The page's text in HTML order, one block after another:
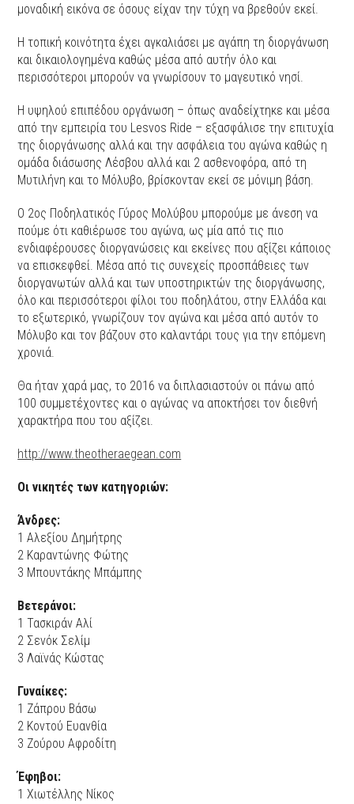
μοναδική εικόνα σε όσους είχαν την τύχη να βρεθούν εκεί.
Η τοπική κοινότητα έχει αγκαλιάσει με αγάπη τη διοργάνωση
και δικαιολογημένα καθώς μέσα από αυτήν όλο και
περισσότεροι μπορούν να γνωρίσουν το μαγευτικό νησί.
Η υψηλού επιπέδου οργάνωση – όπως αναδείχτηκε και μέσα
από την εμπειρία του Lesvos Ride – εξασφάλισε την επιτυχία
της διοργάνωσης αλλά και την ασφάλεια του αγώνα καθώς η
ομάδα διάσωσης Λέσβου αλλά και 2 ασθενοφόρα, από τη
Μυτιλήνη και το Μόλυβο, βρίσκονταν εκεί σε μόνιμη βάση.
Ο 2ος Ποδηλατικός Γύρος Μολύβου μπορούμε με άνεση να
πούμε ότι καθιέρωσε του αγώνα, ως μία από τις πιο
ενδιαφέρουσες διοργανώσεις και εκείνες που αξίζει κάποιος
να επισκεφθεί. Μέσα από τις συνεχείς προσπάθειες των
διοργανωτών αλλά και των υποστηρικτών της διοργάνωσης,
όλο και περισσότεροι φίλοι του ποδηλάτου, στην Ελλάδα και
το εξωτερικό, γνωρίζουν τον αγώνα και μέσα από αυτόν το
Μόλυβο και τον βάζουν στο καλαντάρι τους για την επόμενη
χρονιά.
Θα ήταν χαρά μας, το 2016 να διπλασιαστούν οι πάνω από
100 συμμετέχοντες και ο αγώνας να αποκτήσει τον διεθνή
χαρακτήρα που του αξίζει.
http://www.theotheraegean.com
Οι νικητές των κατηγοριών:
Άνδρες:
1 Αλεξίου Δημήτρης
2 Καραντώνης Φώτης
3 Μπουντάκης Μπάμπης
Βετεράνοι:
1 Τασκιράν Αλί
2 Σενόκ Σελίμ
3 Λαϊνάς Κώστας
Γυναίκες:
1 Ζάπρου Βάσω
2 Κοντού Ευανθία
3 Ζούρου Αφροδίτη
Έφηβοι:
1 Χιωτέλλης Νίκος